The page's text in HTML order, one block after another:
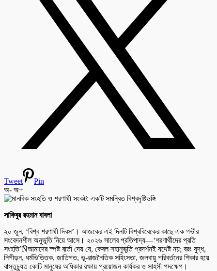
Tweet
Pin
অ- অ+
সাকিবুর রহমান বাবলা
২০ জুন, ‘বিশ্ব শরণার্থী দিবস’। আজকের এই দিনটি বিশ্ববিবেকের কাছে এক গভীর
সংবেদনশীল অনুভূতি নিয়ে আসে। ২০২৬ সালের প্রতিপাদ্য—‘শরণার্থীদের প্রতি
সংহতি’Ñআমাদের স্পষ্ট বার্তা দেয় যে, কেবল সহানুভূতি প্রদর্শনই যথেষ্ট নয়; বরং যুদ্ধ,
নিপীড়ন, ধর্মভিত্তিক, জাতিগত, ভূ-রাজনৈতিক সহিংসতা, জলবায়ু পরিবর্তনের শিকার হয়ে
বাস্তুচ্যুত কোটি মানুষের অধিকার রক্ষায় প্রয়োজন কার্যকর ও সাহসী পদক্ষেপ।